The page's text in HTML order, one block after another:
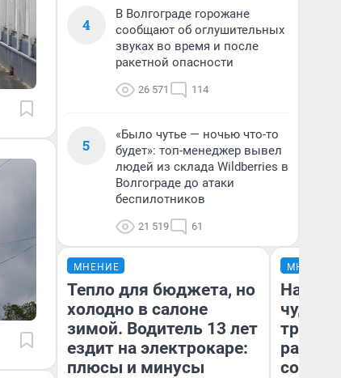
4
В Волгограде горожане
сообщают об оглушительных
звуках во время и после
ракетной опасности
26 571 114
5
«Было чутье — ночью что-то
будет»: топ-менеджер вывел
людей из склада Wildberries в
Волгограде до атаки
беспилотников
21 519 61
МНЕНИЕ
Тепло для бюджета, но
холодно в салоне
зимой. Водитель 13 лет
ездит на электрокаре:
плюсы и минусы
МНЕНИЕ
чудом